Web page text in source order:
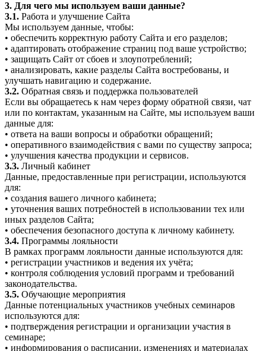
3. Для чего мы используем ваши данные?
3.1. Работа и улучшение Сайта
Мы используем данные, чтобы:
• обеспечить корректную работу Сайта и его разделов;
• адаптировать отображение страниц под ваше устройство;
• защищать Сайт от сбоев и злоупотреблений;
• анализировать, какие разделы Сайта востребованы, и
улучшать навигацию и содержание.
3.2. Обратная связь и поддержка пользователей
Если вы обращаетесь к нам через форму обратной связи, чат
или по контактам, указанным на Сайте, мы используем ваши
данные для:
• ответа на ваши вопросы и обработки обращений;
• оперативного взаимодействия с вами по существу запроса;
• улучшения качества продукции и сервисов.
3.3. Личный кабинет
Данные, предоставленные при регистрации, используются
для:
• создания вашего личного кабинета;
• уточнения ваших потребностей в использовании тех или
иных разделов Сайта;
• обеспечения безопасного доступа к личному кабинету.
3.4. Программы лояльности
В рамках программ лояльности данные используются для:
• регистрации участников и ведения их учёта;
• контроля соблюдения условий программ и требований
законодательства.
3.5. Обучающие мероприятия
Данные потенциальных участников учебных семинаров
используются для:
• подтверждения регистрации и организации участия в
семинаре;
• информирования о расписании, изменениях и материалах